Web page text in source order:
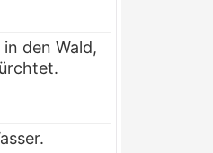
den Wald,